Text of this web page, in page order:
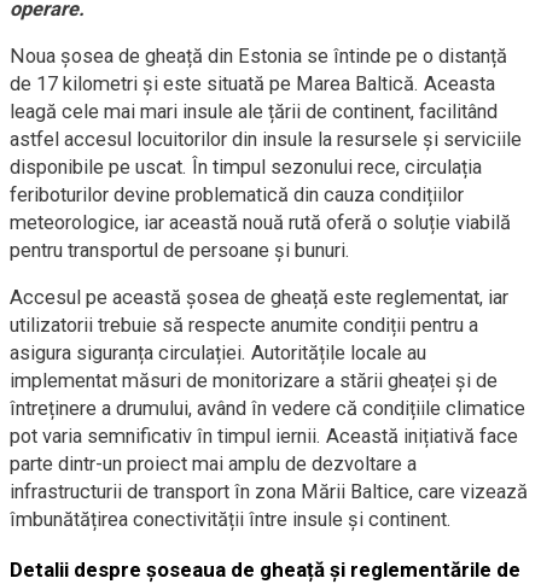
operare.
Noua șosea de gheață din Estonia se întinde pe o distanță
de 17 kilometri și este situată pe Marea Baltică. Aceasta
leagă cele mai mari insule ale țării de continent, facilitând
astfel accesul locuitorilor din insule la resursele și serviciile
disponibile pe uscat. În timpul sezonului rece, circulația
feriboturilor devine problematică din cauza condițiilor
meteorologice, iar această nouă rută oferă o soluție viabilă
pentru transportul de persoane și bunuri.
Accesul pe această șosea de gheață este reglementat, iar
utilizatorii trebuie să respecte anumite condiții pentru a
asigura siguranța circulației. Autoritățile locale au
implementat măsuri de monitorizare a stării gheaței și de
întreținere a drumului, având în vedere că condițiile climatice
pot varia semnificativ în timpul iernii. Această inițiativă face
parte dintr-un proiect mai amplu de dezvoltare a
infrastructurii de transport în zona Mării Baltice, care vizează
îmbunătățirea conectivității între insule și continent.
Detalii despre șoseaua de gheață și reglementările de